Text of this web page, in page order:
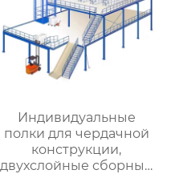
Индивидуальные
полки для чердачной
конструкции,
двухслойные сборные